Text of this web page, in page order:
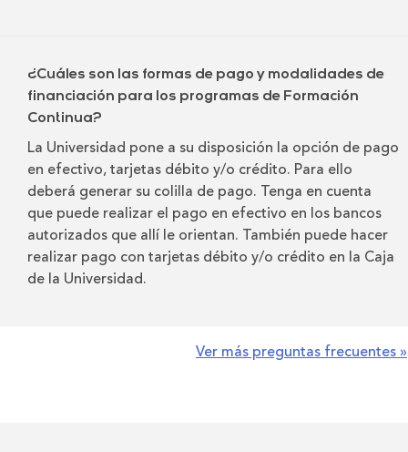
¿Cuáles son las formas de pago y modalidades de
financiación para los programas de Formación
Continua?
La Universidad pone a su disposición la opción de pago
en efectivo, tarjetas débito y/o crédito. Para ello
deberá generar su colilla de pago. Tenga en cuenta
que puede realizar el pago en efectivo en los bancos
autorizados que allí le orientan. También puede hacer
realizar pago con tarjetas débito y/o crédito en la Caja
de la Universidad.
Ver más preguntas frecuentes »